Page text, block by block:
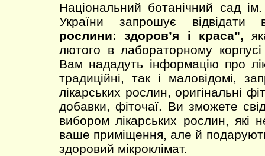
Національний ботанічний сад
України запрошує відвідати
рослини: здоров’я і краса",
лютого в лабораторному
Вам нададуть інформацію про
традиційні, так і маловідомі,
лікарських рослин, оригінальні
добавки, фіточаї. Ви зможете
вибором лікарських рослин, які
ваше приміщення, але й
здоровий мікроклімат.